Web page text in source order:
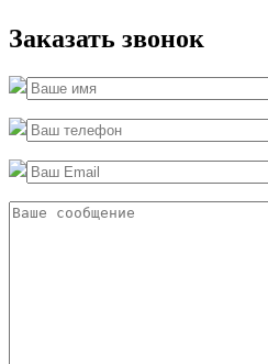
Заказать звонок